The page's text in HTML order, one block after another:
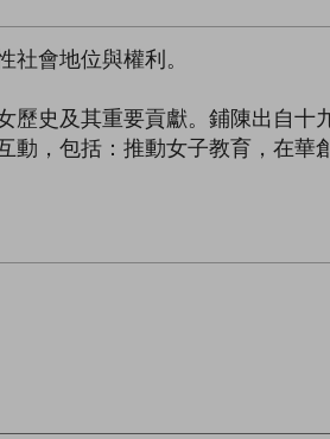
會地位與權利。
史及其重要貢獻。鋪陳出自十
，包括：推動女子教育，在華